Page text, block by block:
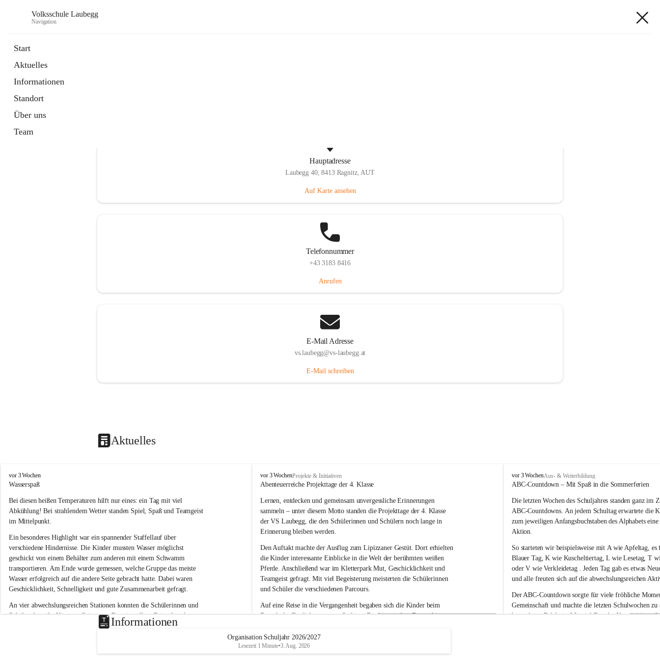
Volksschule Laubegg
Navigation
Start
Aktuelles
Informationen
Standort
Über uns
Team
Hauptadresse
Laubegg 40, 8413 Ragnitz, AUT
Auf Karte ansehen
Telefonnummer
+43 3183 8416
Anrufen
E-Mail Adresse
vs.laubegg@vs-laubegg.at
E-Mail schreiben
Aktuelles
V
o
k
s
s
h
u
l
e
L
a
u
e
g
vor 3 Wochen
Wasserspaß
Bei diesen heißen Temperaturen hilft nur eines: ein Tag mit viel
Abkühlung! Bei strahlendem Wetter standen Spiel, Spaß und Teamgeist
im Mittelpunkt.
Ein besonderes Highlight war ein spannender Staffellauf über
verschiedene Hindernisse. Die Kinder mussten Wasser möglichst
geschickt von einem Behälter zum anderen mit einem Schwamm
transportieren. Am Ende wurde gemessen, welche Gruppe das meiste
Wasser erfolgreich auf die andere Seite gebracht hatte. Dabei waren
Geschicklichkeit, Schnelligkeit und gute Zusammenarbeit gefragt.
An vier abwechslungsreichen Stationen konnten die Schülerinnen und
Schüler dann ihr Können allein unter Beweis stellen. Beim Angeln
waren Geduld und Fingerspitzengefühl gefragt, während beim
V
o
k
s
s
c
u
l
e
L
a
u
e
g
vor 3 WochenProjekte & Initiativen
Abenteuerreiche Projekttage der 4. Klasse
Lernen, entdecken und gemeinsam unvergessliche Erinnerungen
sammeln – unter diesem Motto standen die Projekttage der 4. Klasse
der VS Laubegg, die den Schülerinnen und Schülern noch lange in
Erinnerung bleiben werden.
Den Auftakt machte der Ausflug zum Lipizzaner Gestüt. Dort erhielten
die Kinder interessante Einblicke in die Welt der berühmten weißen
Pferde. Anschließend war im Kletterpark Mut, Geschicklichkeit und
Teamgeist gefragt. Mit viel Begeisterung meisterten die Schülerinnen
und Schüler die verschiedenen Parcours.
Auf eine Reise in die Vergangenheit begaben sich die Kinder beim
Besuch des Freilichtmuseums Stübing. Die historischen Bauernhäuser
gelebt und gearbeitet haben. Mit großem Interesse entdeckte die 4.
Klasse viele spannende Details und durfte auch so manche traditionelle
V
o
k
s
s
c
u
l
L
a
u
b
e
g
vor 3 WochenAus- & Weiterbildung
ABC-Countdown – Mit Spaß in die Sommerferien
Die letzten Wochen des Schuljahres standen ganz im
ABC-Countdowns. An jedem Schultag erwartete die
zum jeweiligen Anfangsbuchstaben des Alphabets
Aktion.
So starteten wir beispielsweise mit A wie Apfeltag, es
Blauer Tag, K wie Kuscheltiertag, L wie Lesetag, T
oder V wie Verkleidetag . Jeden Tag gab es etwas
und alle freuten sich auf die abwechslungsreichen
Der ABC-Countdown sorgte für viele fröhliche
Gemeinschaft und machte die letzten Schulwochen
besonderen Erlebnis. Mit viel Freude, Kreativität und
Informationen
Organisation Schuljahr 2026/2027
Lesezeit 1 Minute•3. Aug. 2026